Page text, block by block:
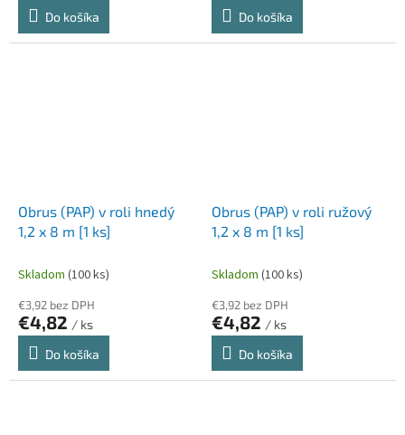
Do košíka
Do košíka
Obrus (PAP) v roli hnedý
1,2 x 8 m [1 ks]
Skladom (100 ks)
€3,92 bez DPH
€4,82 / ks
Do košíka
Obrus (PAP) v roli ružový
1,2 x 8 m [1 ks]
Skladom (100 ks)
€3,92 bez DPH
€4,82 / ks
Do košíka